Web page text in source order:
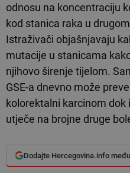
odnosu na koncentraciju
kod stanica raka u
Istraživači objašnjavaju
mutacije u stanicama
njihovo širenje tijelom.
GSE-a dnevno može
kolorektalni karcinom
utječe na brojne druge
Dodajte Hercegovina.info